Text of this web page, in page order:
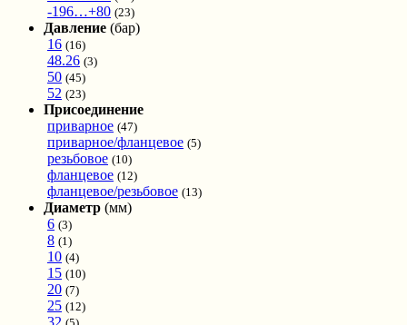
-196…+80 (23)
Давление (бар)
16 (16)
48.26 (3)
50 (45)
52 (23)
Присоединение
приварное (47)
приварное/фланцевое (5)
резьбовое (10)
фланцевое (12)
фланцевое/резьбовое (13)
Диаметр (мм)
6 (3)
8 (1)
10 (4)
15 (10)
20 (7)
25 (12)
32